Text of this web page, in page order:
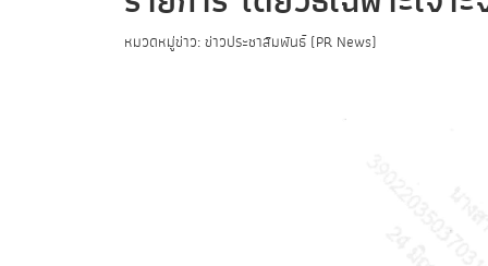
หมวดหมู่ข่าว: ข่าวประชาสัมพันธ์ (PR News)